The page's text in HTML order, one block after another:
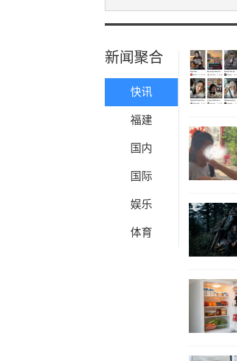
新闻聚合
快讯
福建
国内
国际
娱乐
体育